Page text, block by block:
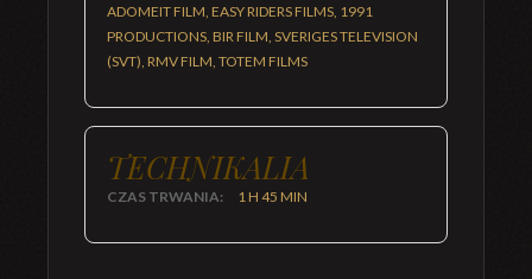
ADOMEIT FILM, EASY RIDERS FILMS, 1991
PRODUCTIONS, BIR FILM, SVERIGES TELEVISION
(SVT), RMV FILM, TOTEM FILMS
TECHNIKALIA
CZAS TRWANIA: 1 H 45 MIN